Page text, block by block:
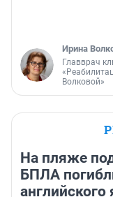
Ирина
Главврач
Волковой»
На пляже
БПЛА